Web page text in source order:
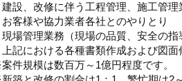
建設、改修に伴う工程管理、施工管
お客様や協力業者各社とのやりとり
現場管理業務（現場の品質、安全の指
上記における各種書類作成および図
件規模は数百万～1億円程度です。